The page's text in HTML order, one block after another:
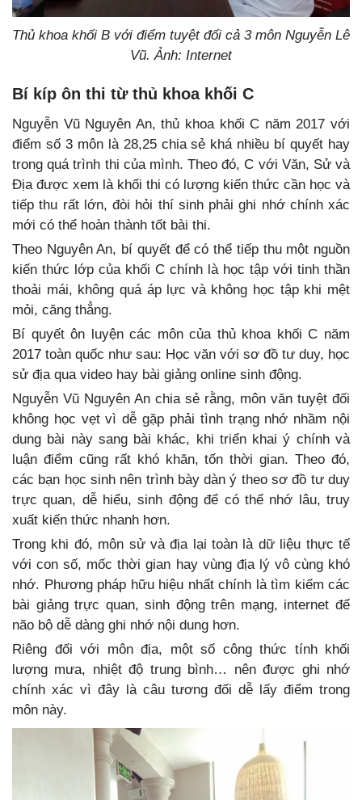
Thủ khoa khối B với điểm tuyệt đối cả 3 môn Nguyễn Lê
Vũ. Ảnh: Internet
Bí kíp ôn thi từ thủ khoa khối C
Nguyễn Vũ Nguyên An, thủ khoa khối C năm 2017 với
điểm số 3 môn là 28,25 chia sẻ khá nhiều bí quyết hay
trong quá trình thi của mình. Theo đó, C với Văn, Sử và
Địa được xem là khối thi có lượng kiến thức cần học và
tiếp thu rất lớn, đòi hỏi thí sinh phải ghi nhớ chính xác
mới có thể hoàn thành tốt bài thi.
Theo Nguyên An, bí quyết để có thể tiếp thu một nguồn
kiến thức lớp của khối C chính là học tập với tinh thần
thoải mái, không quá áp lực và không học tập khi mệt
mỏi, căng thẳng.
Bí quyết ôn luyện các môn của thủ khoa khối C năm
2017 toàn quốc như sau: Học văn với sơ đồ tư duy, học
sử địa qua video hay bài giảng online sinh động.
Nguyễn Vũ Nguyên An chia sẻ rằng, môn văn tuyệt đối
không học vẹt vì dễ gặp phải tình trạng nhớ nhầm nội
dung bài này sang bài khác, khi triển khai ý chính và
luận điểm cũng rất khó khăn, tốn thời gian. Theo đó,
các bạn học sinh nên trình bày dàn ý theo sơ đồ tư duy
trực quan, dễ hiểu, sinh động để có thể nhớ lâu, truy
xuất kiến thức nhanh hơn.
Trong khi đó, môn sử và địa lại toàn là dữ liệu thực tế
với con số, mốc thời gian hay vùng địa lý vô cùng khó
nhớ. Phương pháp hữu hiệu nhất chính là tìm kiếm các
bài giảng trực quan, sinh động trên mạng, internet để
não bộ dễ dàng ghi nhớ nội dung hơn.
Riêng đối với môn địa, một số công thức tính khối
lượng mưa, nhiệt độ trung bình… nên được ghi nhớ
chính xác vì đây là câu tương đối dễ lấy điểm trong
môn này.